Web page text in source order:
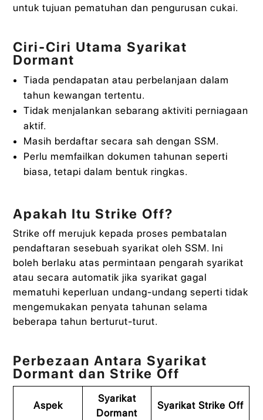
untuk tujuan pematuhan dan pengurusan cukai.
Ciri-Ciri Utama Syarikat
Dormant
Tiada pendapatan atau perbelanjaan dalam
tahun kewangan tertentu.
Tidak menjalankan sebarang aktiviti perniagaan
aktif.
Masih berdaftar secara sah dengan SSM.
Perlu memfailkan dokumen tahunan seperti
biasa, tetapi dalam bentuk ringkas.
Apakah Itu Strike Off?
Strike off merujuk kepada proses pembatalan
pendaftaran sesebuah syarikat oleh SSM. Ini
boleh berlaku atas permintaan pengarah syarikat
atau secara automatik jika syarikat gagal
mematuhi keperluan undang-undang seperti tidak
mengemukakan penyata tahunan selama
beberapa tahun berturut-turut.
Perbezaan Antara Syarikat
Dormant dan Strike Off
Aspek
Syarikat
Dormant
Syarikat Strike Off